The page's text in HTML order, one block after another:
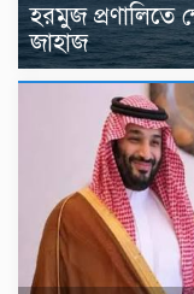
হরমুজ প্রণালিতে
জাহাজ